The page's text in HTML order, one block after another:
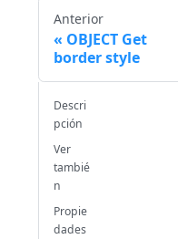
Anterior
OBJECT Get
border style
Descri
pción
Ver
tambié
n
Propie
dades